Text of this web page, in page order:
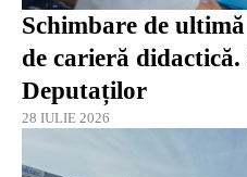
Schimbare de
de carieră didactică.
Deputaților
28 IULIE 2026